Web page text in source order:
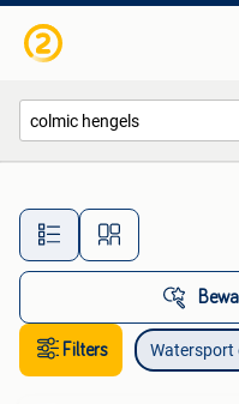
Alle
Filters Watersport